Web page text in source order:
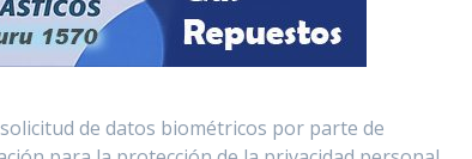
de datos biométricos por parte de